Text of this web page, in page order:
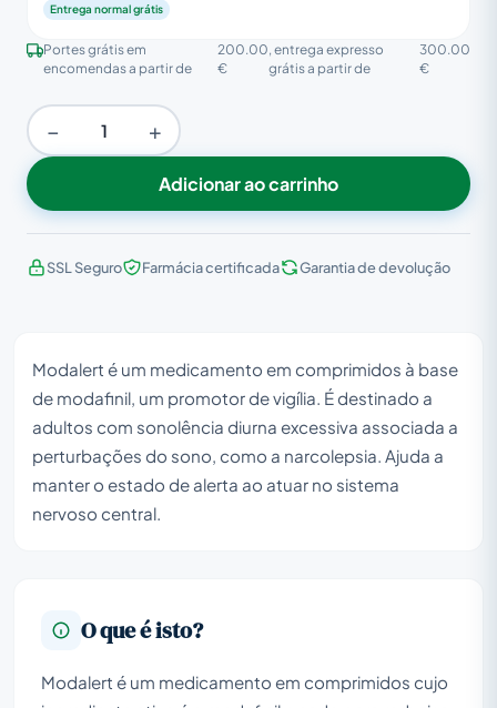
Entrega normal grátis
Portes grátis em
encomendas a partir de
200.00
€
, entrega expresso
grátis a partir de
300.00
€
− +
Adicionar ao carrinho
SSL Seguro Farmácia certificada Garantia de devolução
Modalert é um medicamento em comprimidos à base
de modafinil, um promotor de vigília. É destinado a
adultos com sonolência diurna excessiva associada a
perturbações do sono, como a narcolepsia. Ajuda a
manter o estado de alerta ao atuar no sistema
nervoso central.
O que é isto?
Modalert é um medicamento em comprimidos cujo